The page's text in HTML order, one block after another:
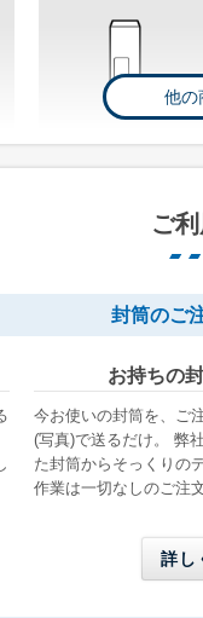
長形4号窓付き
B5三つ折りが入る
長形30号
W92 x H235 mm
ご
封筒のご
お持ちの
今お使いの封筒を、ご
(写真)で送るだけ。 弊
た封筒からそっくりの
作業は一切なしのご注
詳し